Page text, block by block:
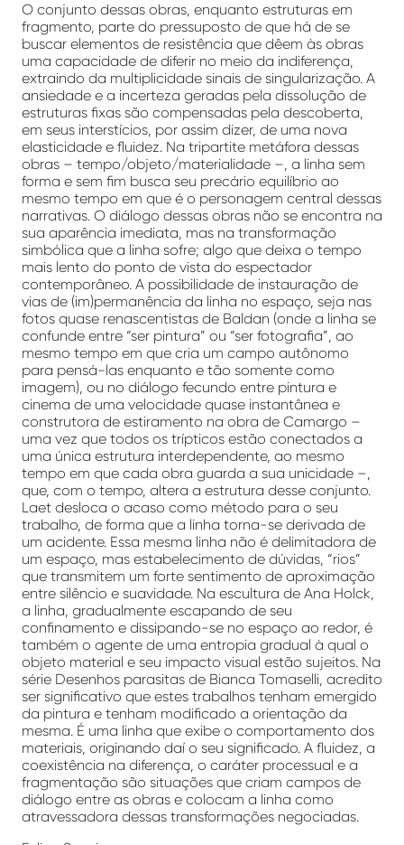
O conjunto dessas obras, enquanto estruturas em
fragmento, parte do pressuposto de que há de se
buscar elementos de resistência que dêem às obras
uma capacidade de diferir no meio da indiferença,
extraindo da multiplicidade sinais de singularização. A
ansiedade e a incerteza geradas pela dissolução de
estruturas fixas são compensadas pela descoberta,
em seus interstícios, por assim dizer, de uma nova
elasticidade e fluidez. Na tripartite metáfora dessas
obras – tempo/objeto/materialidade –, a linha sem
forma e sem fim busca seu precário equilíbrio ao
mesmo tempo em que é o personagem central dessas
narrativas. O diálogo dessas obras não se encontra na
sua aparência imediata, mas na transformação
simbólica que a linha sofre; algo que deixa o tempo
mais lento do ponto de vista do espectador
contemporâneo. A possibilidade de instauração de
vias de (im)permanência da linha no espaço, seja nas
fotos quase renascentistas de Baldan (onde a linha se
confunde entre “ser pintura” ou “ser fotografia”, ao
mesmo tempo em que cria um campo autônomo
para pensá-las enquanto e tão somente como
imagem), ou no diálogo fecundo entre pintura e
cinema de uma velocidade quase instantânea e
construtora de estiramento na obra de Camargo –
uma vez que todos os trípticos estão conectados a
uma única estrutura interdependente, ao mesmo
tempo em que cada obra guarda a sua unicidade –,
que, com o tempo, altera a estrutura desse conjunto.
Laet desloca o acaso como método para o seu
trabalho, de forma que a linha torna-se derivada de
um acidente. Essa mesma linha não é delimitadora de
um espaço, mas estabelecimento de dúvidas, “rios”
que transmitem um forte sentimento de aproximação
entre silêncio e suavidade. Na escultura de Ana Holck,
a linha, gradualmente escapando de seu
confinamento e dissipando-se no espaço ao redor, é
também o agente de uma entropia gradual à qual o
objeto material e seu impacto visual estão sujeitos. Na
série Desenhos parasitas de Bianca Tomaselli, acredito
ser significativo que estes trabalhos tenham emergido
da pintura e tenham modificado a orientação da
mesma. É uma linha que exibe o comportamento dos
materiais, originando daí o seu significado. A fluidez, a
coexistência na diferença, o caráter processual e a
fragmentação são situações que criam campos de
diálogo entre as obras e colocam a linha como
atravessadora dessas transformações negociadas.